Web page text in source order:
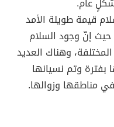
قيمة طويلة الأمد
حيث إنّ وجود السلام
وهناك العديد
وتم نسيانها
مناطقها وزوالها.